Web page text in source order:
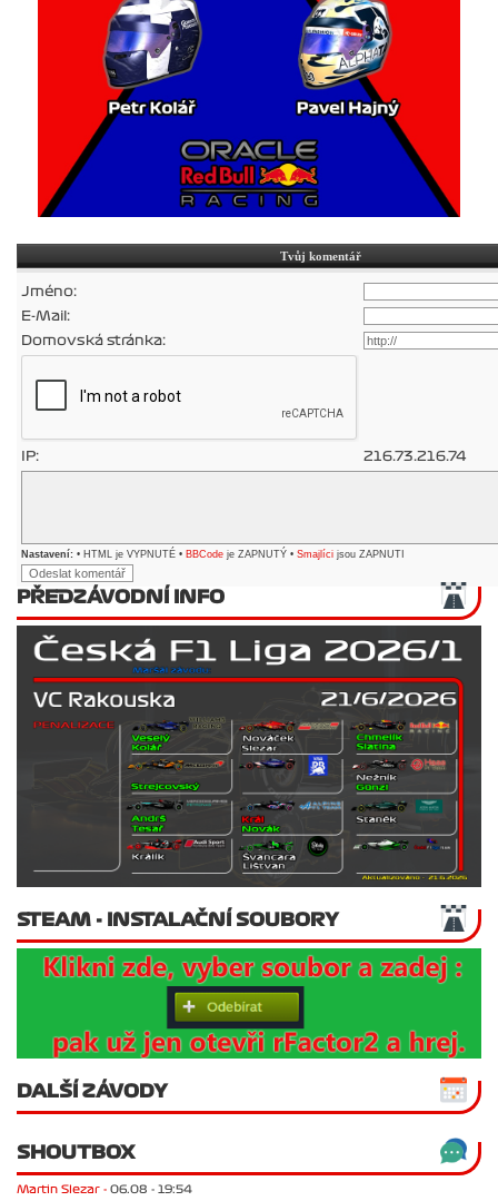
Tvůj komentář
Jméno:
E-Mail:
Domovská stránka:
IP: 216.73.216.74
Nastavení: • HTML je VYPNUTÉ • BBCode je ZAPNUTÝ • Smajlíci jsou ZAPNUTI
PŘEDZÁVODNÍ INFO
STEAM - INSTALAČNÍ SOUBORY
DALŠÍ ZÁVODY
SHOUTBOX
Martin Slezar - 06.08 - 19:54